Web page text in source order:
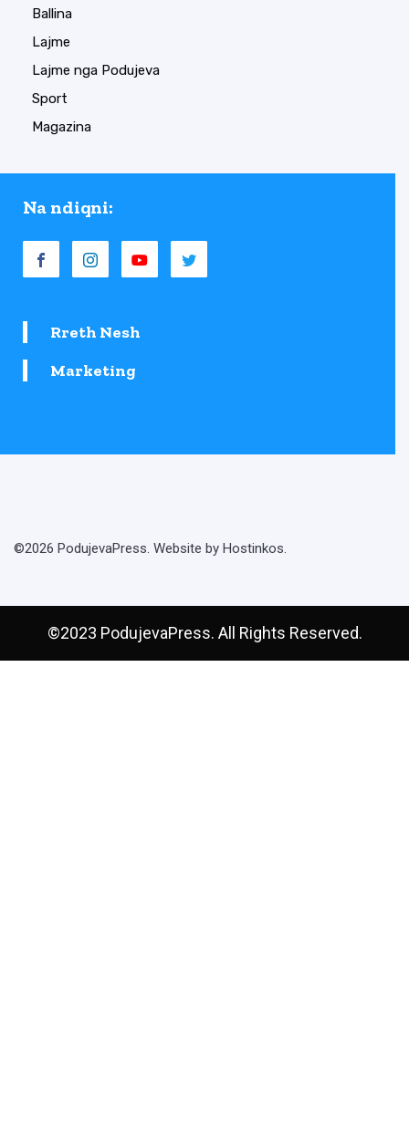
Ballina
Lajme
Lajme nga Podujeva
Sport
Magazina
Na ndiqni:
Rreth Nesh
Marketing
©2026 PodujevaPress. Website by Hostinkos.
©2023 PodujevaPress. All Rights Reserved.